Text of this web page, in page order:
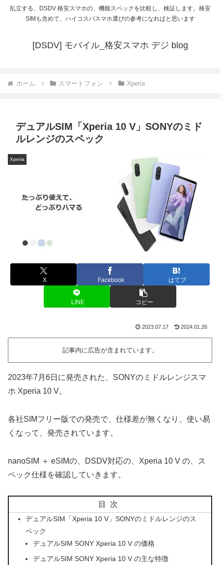
乱立する、DSDV 格安スマホの、機能スペックを比較し、検証します。格安
SIMも含めて、ハイコスパスマホ選びの参考になればと思います
[DSDV] モバイル_格安スマホ デジ blog
ホーム スマートフォン Xperia
デュアルSIM「Xperia 10 V」SONYのミド
ルレンジのスペック
Xperia
X Facebook はてブ
LINE コピー
2023.07.17 2024.01.26
記事内に広告が含まれています。
2023年7月6日に発売された、SONYのミドルレンジスマ
ホ Xperia 10 V。
各社SIMフリー版での発売で、仕様差が無くなり、使い易
くなって、発売されています。
nanoSIM ＋ eSIMの、DSDV対応の、Xperia 10 V の、ス
ペック仕様を確認していきます。
目次
デュアルSIM「Xperia 10 V」SONYのミドルレンジのス
ペック
デュアルSIM SONY Xperia 10 V の価格
デュアルSIM SONY Xperia 10 V の主な特徴